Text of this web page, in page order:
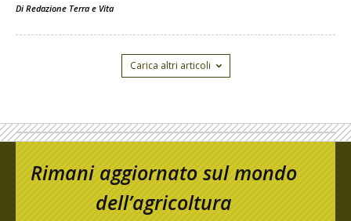
Di Redazione Terra e Vita
Carica altri articoli
Rimani aggiornato sul mondo
dell’agricoltura